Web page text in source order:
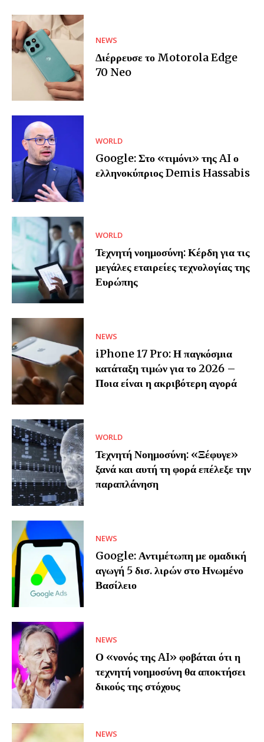
NEWS
Διέρρευσε το Motorola Edge
70 Neo
WORLD
Google: Στο «τιμόνι» της AI ο
ελληνοκύπριος Demis Hassabis
WORLD
Τεχνητή νοημοσύνη: Κέρδη για τις
μεγάλες εταιρείες τεχνολογίας της
Ευρώπης
NEWS
iPhone 17 Pro: Η παγκόσμια
κατάταξη τιμών για το 2026 –
Ποια είναι η ακριβότερη αγορά
WORLD
Τεχνητή Νοημοσύνη: «Ξέφυγε»
ξανά και αυτή τη φορά επέλεξε την
παραπλάνηση
NEWS
Google: Αντιμέτωπη με ομαδική
αγωγή 5 δισ. λιρών στο Ηνωμένο
Βασίλειο
NEWS
Ο «νονός της AI» φοβάται ότι η
τεχνητή νοημοσύνη θα αποκτήσει
δικούς της στόχους
NEWS